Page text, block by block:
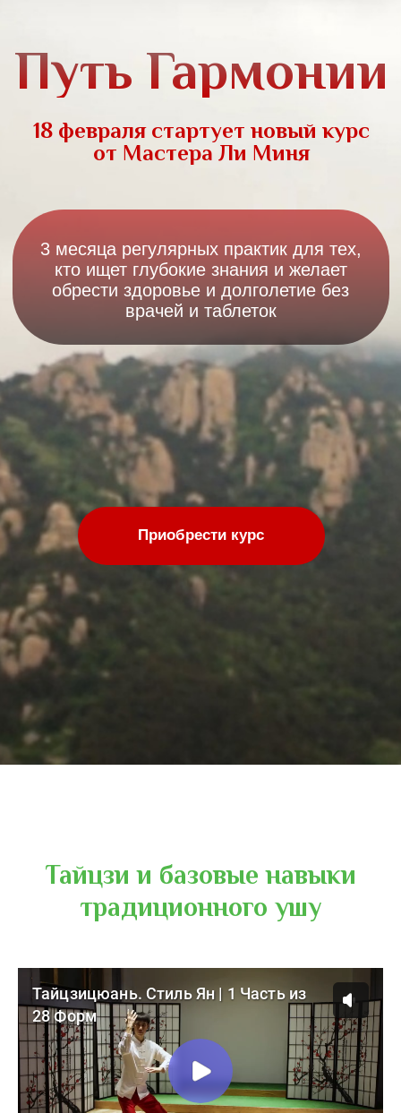
обрести здоровье и долголетие без
18 февраля стартует новый курс
Приобрести курс
Путь Гармонии
Тайцзи и базовые навыки
традиционного ушу